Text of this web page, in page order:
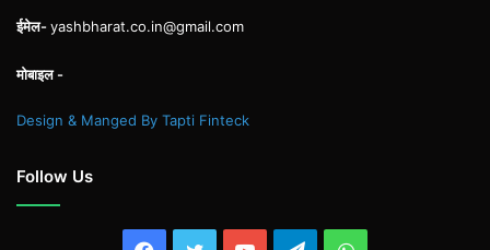
ईमेल-yashbharat.co.in@gmail.com
मोबाइल -
Design & Manged By Tapti Finteck
Follow Us